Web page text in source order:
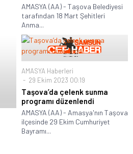
AMASYA (AA) - Taşova Belediyesi
tarafından 18 Mart Şehitleri
Anma...
AMASYA Haberleri
29 Ekim 2023 00:19
Taşova’da çelenk sunma
programı düzenlendi
AMASYA (AA) - Amasya'nın Taşova
ilçesinde 29 Ekim Cumhuriyet
Bayramı...